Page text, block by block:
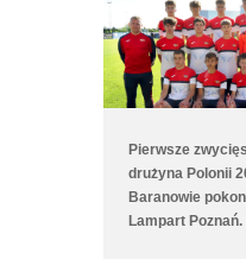
Pierwsze
drużyna Polonii
Baranowie
Lampart